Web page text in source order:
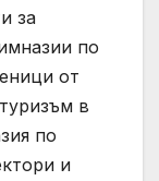
за
по
от
в
по
и